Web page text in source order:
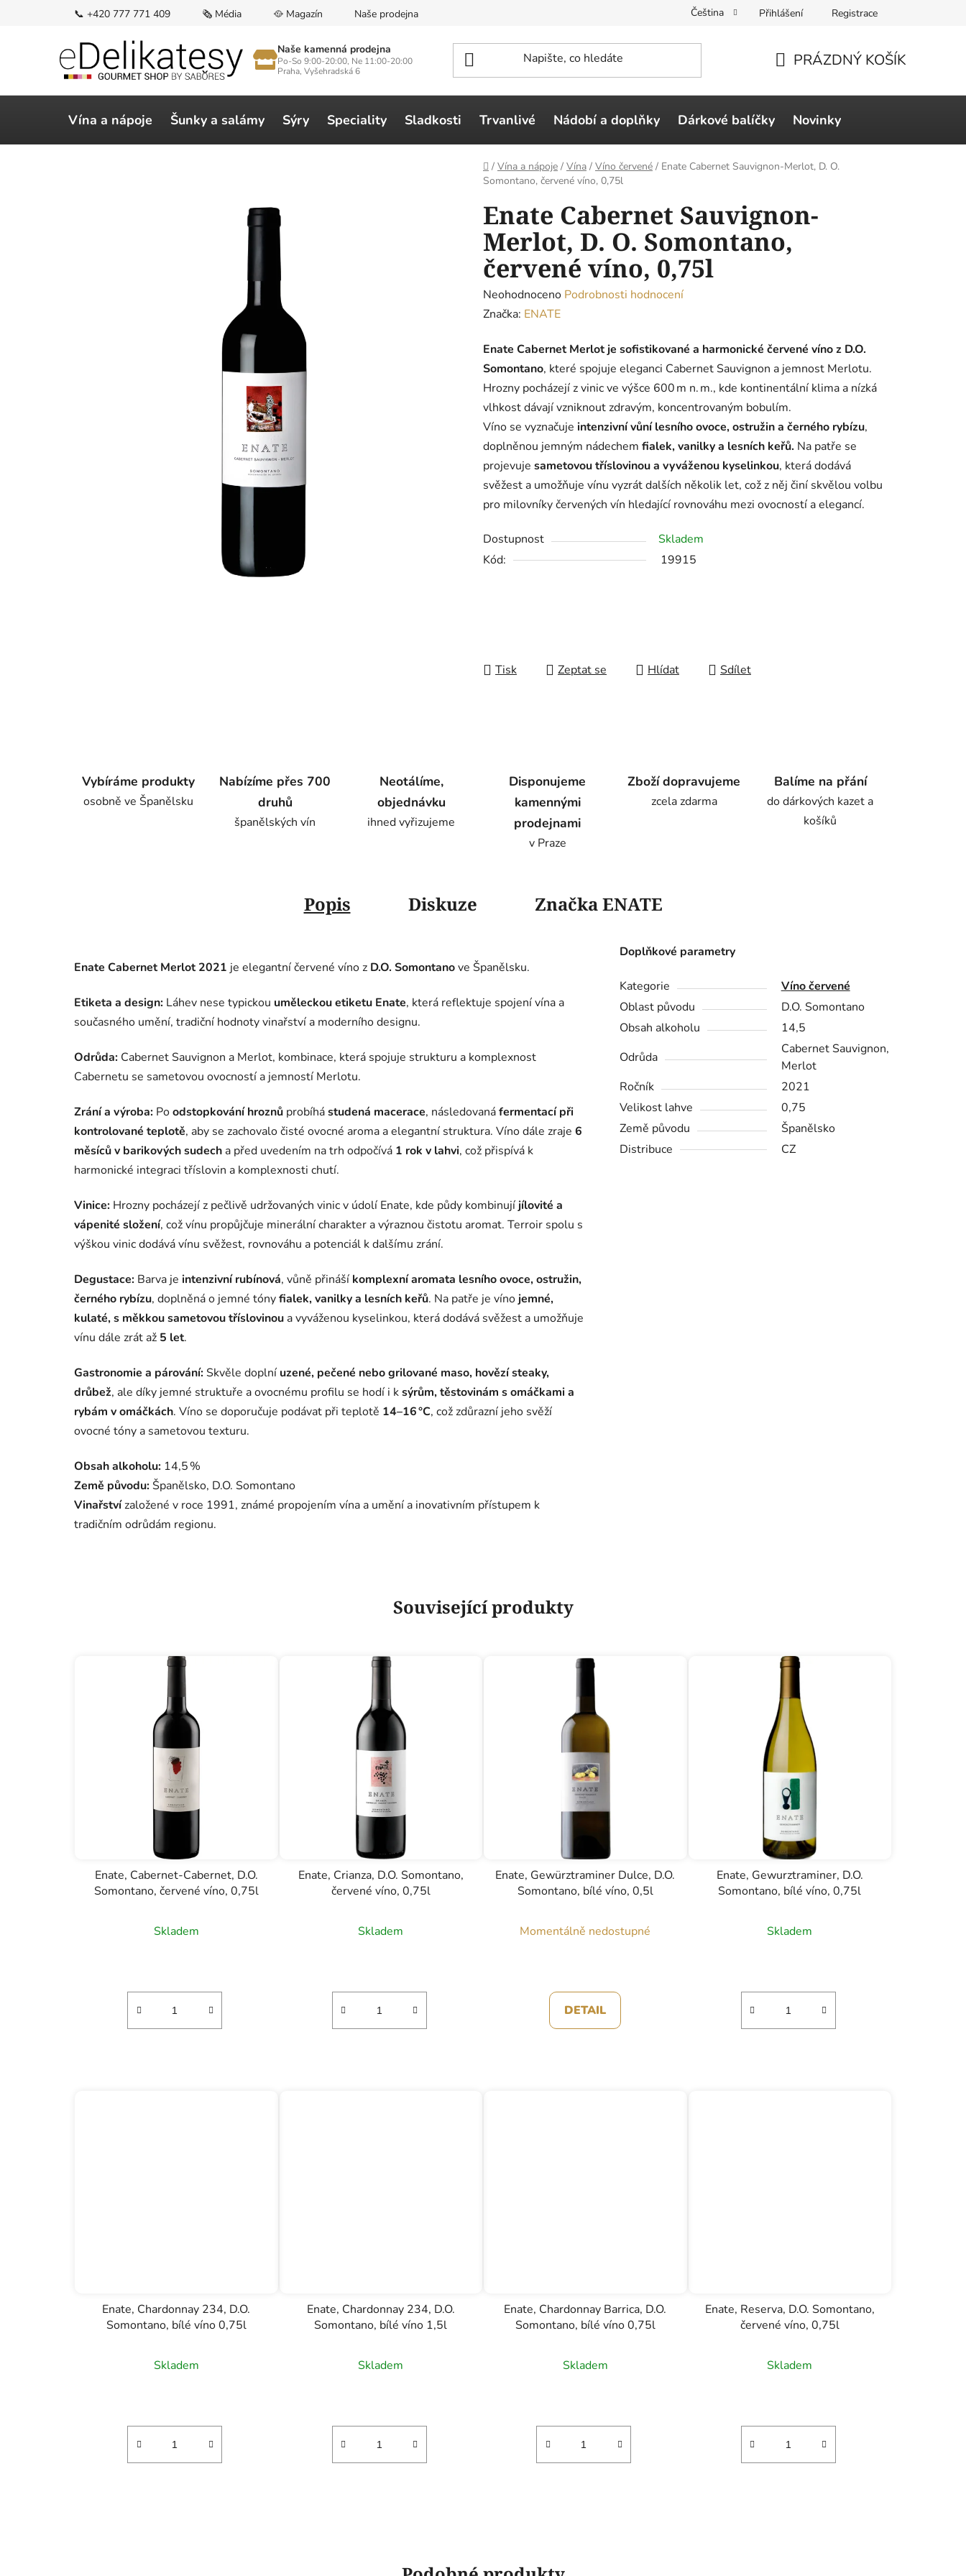
📞 +420 777 771 409 🗞️ Média 🥘 Magazín Naše prodejna Čeština Přihlášení Registrace
Naše kamenná prodejna
Po-So 9:00-20:00, Ne 11:00-20:00
Praha, Vyšehradská 6
KOŠÍK
PRÁZDNÝ KOŠÍK
Vína a nápoje Šunky a salámy Sýry Speciality Sladkosti Trvanlivé Nádobí a doplňky Dárkové balíčky Novinky
Domů
/ Vína a nápoje / Vína / Víno červené / Enate Cabernet Sauvignon-Merlot, D. O.
Somontano, červené víno, 0,75l
Enate Cabernet Sauvignon-
Merlot, D. O. Somontano,
červené víno, 0,75l
Průměrné
hodnocení
je
0,0
z
5
hvězdiček.
Neohodnoceno Podrobnosti hodnocení
Značka: ENATE
Enate Cabernet Merlot je sofistikované a harmonické červené víno z D.O.
Somontano, které spojuje eleganci Cabernet Sauvignon a jemnost Merlotu.
Hrozny pocházejí z vinic ve výšce 600 m n. m., kde kontinentální klima a nízká
vlhkost dávají vzniknout zdravým, koncentrovaným bobulím.
Víno se vyznačuje intenzivní vůní lesního ovoce, ostružin a černého rybízu,
doplněnou jemným nádechem fialek, vanilky a lesních keřů. Na patře se
projevuje sametovou tříslovinou a vyváženou kyselinkou, která dodává
svěžest a umožňuje vínu vyzrát dalších několik let, což z něj činí skvělou volbu
pro milovníky červených vín hledající rovnováhu mezi ovocností a elegancí.
Dostupnost
Skladem
Kód:
19915
Tisk Zeptat se Hlídat Sdílet
Vybíráme produkty
osobně ve Španělsku
Nabízíme přes 700
druhů
španělských vín
Neotálíme,
objednávku
ihned vyřizujeme
Disponujeme
kamennými
prodejnami
v Praze
Zboží dopravujeme
zcela zdarma
Balíme na přání
do dárkových kazet a
košíků
Popis Diskuze ZnačkaENATE
Enate Cabernet Merlot 2021 je elegantní červené víno z D.O. Somontanove Španělsku.
Etiketa a design: Láhev nese typickou uměleckou etiketu Enate, která reflektuje spojení vína a
současného umění, tradiční hodnoty vinařství a moderního designu.
Odrůda: Cabernet Sauvignon a Merlot, kombinace, která spojuje strukturu a komplexnost
Cabernetu se sametovou ovocností a jemností Merlotu.
Zrání a výroba: Poodstopkování hroznů probíhástudená macerace, následovanáfermentací při
kontrolované teplotě, aby se zachovalo čisté ovocné aroma a elegantní struktura. Víno dále zraje 6
měsíců v barikových sudech a před uvedením na trh odpočívá 1 rok v lahvi, což přispívá k
harmonické integraci tříslovin a komplexnosti chutí.
Vinice: Hrozny pocházejí z pečlivě udržovaných vinic v údolí Enate, kde půdy kombinují jílovité a
vápenité složení, což vínu propůjčuje minerální charakter a výraznou čistotu aromat. Terroir spolu s
výškou vinic dodává vínu svěžest, rovnováhu a potenciál k dalšímu zrání.
Degustace: Barva je intenzivní rubínová, vůně přináší komplexní aromata lesního ovoce, ostružin,
černého rybízu, doplněná o jemné tónyfialek, vanilky a lesních keřů. Na patře je víno jemné,
kulaté, s měkkou sametovou tříslovinou a vyváženou kyselinkou, která dodává svěžest a umožňuje
vínu dále zrát až 5 let.
Gastronomie a párování:Skvěle doplní uzené, pečené nebo grilované maso, hovězí steaky,
drůbež, ale díky jemné struktuře a ovocnému profilu se hodí i ksýrům, těstovinám s omáčkami a
rybám v omáčkách. Víno se doporučuje podávat při teplotě 14–16 °C, což zdůrazní jeho svěží
ovocné tóny a sametovou texturu.
Obsah alkoholu: 14,5 %
Země původu:Španělsko, D.O. Somontano
Vinařstvízaložené v roce 1991, známé propojením vína a umění a inovativním přístupem k
tradičním odrůdám regionu.
Doplňkové parametry
Kategorie
Víno červené
Oblast původu
D.O. Somontano
Obsah alkoholu
14,5
Odrůda
Cabernet Sauvignon,
Merlot
Ročník
2021
Velikost lahve
0,75
Země původu
Španělsko
Distribuce
CZ
Související produkty
Enate, Cabernet-Cabernet, D.O.
Somontano, červené víno, 0,75l
Skladem
Enate, Crianza, D.O. Somontano,
červené víno, 0,75l
Skladem
Enate, Gewürztraminer Dulce, D.O.
Somontano, bílé víno, 0,5l
Momentálně nedostupné
DETAIL
Enate, Gewurztraminer, D.O.
Somontano, bílé víno, 0,75l
Skladem
Enate, Chardonnay 234, D.O.
Somontano, bílé víno 0,75l
Skladem
Enate, Chardonnay 234, D.O.
Somontano, bílé víno 1,5l
Skladem
Enate, Chardonnay Barrica, D.O.
Somontano, bílé víno 0,75l
Skladem
Enate, Reserva, D.O. Somontano,
červené víno, 0,75l
Skladem